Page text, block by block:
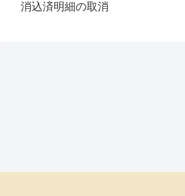
消込済明細の取消